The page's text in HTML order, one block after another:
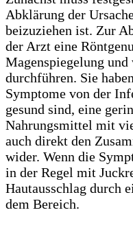
Abklärung der
beizuziehen ist. Zur
der Arzt eine
Magenspiegelung
durchführen. Sie
Symptome von der
gesund sind, eine
Nahrungsmittel mit
auch direkt den
wider. Wenn die
in der Regel mit
Hautausschlag durch
dem Bereich.